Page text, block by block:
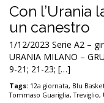
Con l’Urania
un canestro
1/12/2023 Serie A2 –
URANIA MILANO –
9-21; 21-23; […]
Tags: 12a giornata, Blu
Tommaso Guariglia,Treviglio,